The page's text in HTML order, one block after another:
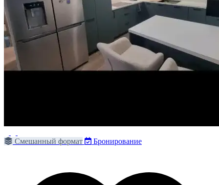
Смешанный формат Бронирование